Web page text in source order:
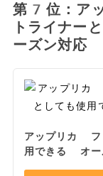
第7位：ア
トライナー
ーズン対応
アップリカ フ
用できる オー